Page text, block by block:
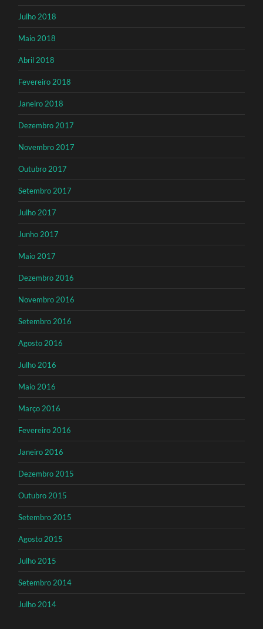
Julho 2018
Maio 2018
Abril 2018
Fevereiro 2018
Janeiro 2018
Dezembro 2017
Novembro 2017
Outubro 2017
Setembro 2017
Julho 2017
Junho 2017
Maio 2017
Dezembro 2016
Novembro 2016
Setembro 2016
Agosto 2016
Julho 2016
Maio 2016
Março 2016
Fevereiro 2016
Janeiro 2016
Dezembro 2015
Outubro 2015
Setembro 2015
Agosto 2015
Julho 2015
Setembro 2014
Julho 2014